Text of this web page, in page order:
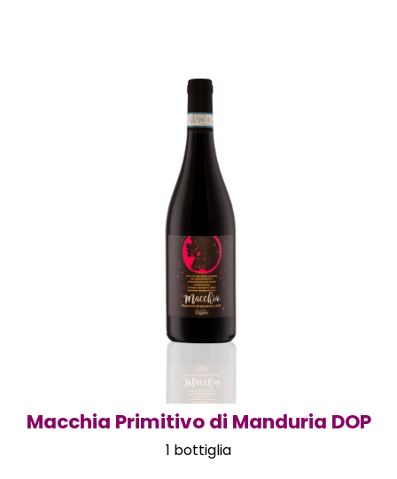
Macchia Primitivo di Manduria DOP
1 bottiglia